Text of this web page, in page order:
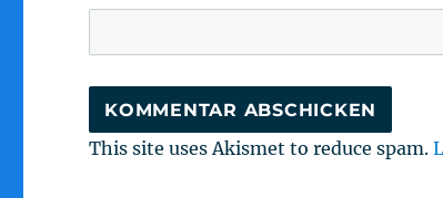
This site uses Akismet to reduce spam.